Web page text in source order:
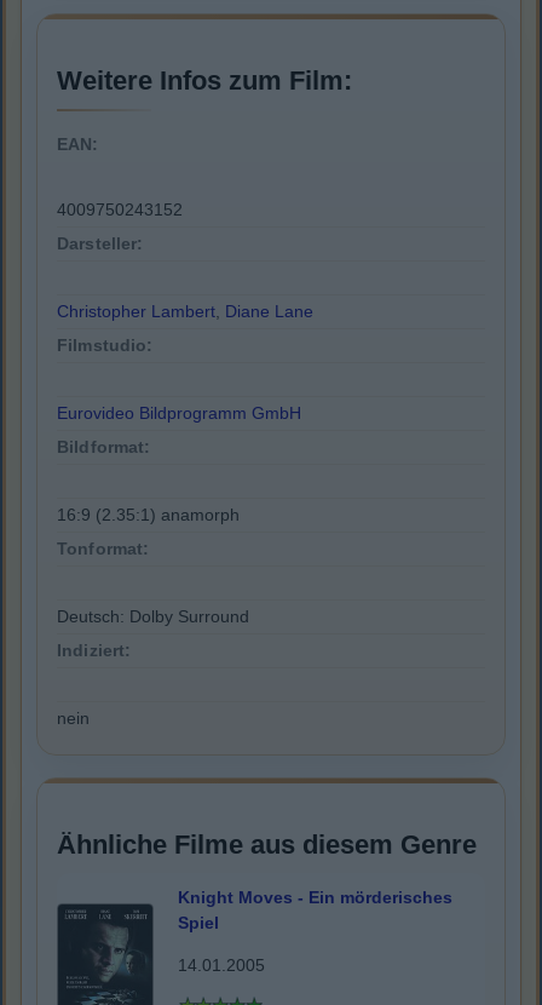
Weitere Infos zum Film:
EAN:
4009750243152
Darsteller:
Christopher Lambert, Diane Lane
Filmstudio:
Eurovideo Bildprogramm GmbH
Bildformat:
16:9 (2.35:1) anamorph
Tonformat:
Deutsch: Dolby Surround
Indiziert:
nein
Ähnliche Filme aus diesem Genre
Knight Moves - Ein mörderisches
Spiel
14.01.2005